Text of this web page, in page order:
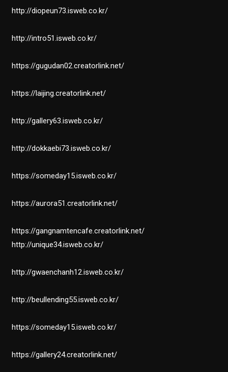
http://diopeun73.isweb.co.kr/
http://intro51.isweb.co.kr/
https://gugudan02.creatorlink.net/
https://laijing.creatorlink.net/
http://gallery63.isweb.co.kr/
http://dokkaebi73.isweb.co.kr/
https://someday15.isweb.co.kr/
https://aurora51.creatorlink.net/
https://gangnamtencafe.creatorlink.net/
http://unique34.isweb.co.kr/
http://gwaenchanh12.isweb.co.kr/
http://beullending55.isweb.co.kr/
https://someday15.isweb.co.kr/
https://gallery24.creatorlink.net/